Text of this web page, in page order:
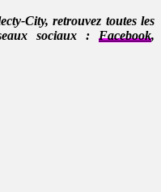
City, retrouvez toutes les
sociaux : Facebook,